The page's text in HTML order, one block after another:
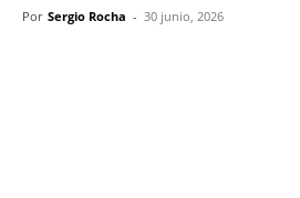
Por Sergio Rocha - 30 junio, 2026